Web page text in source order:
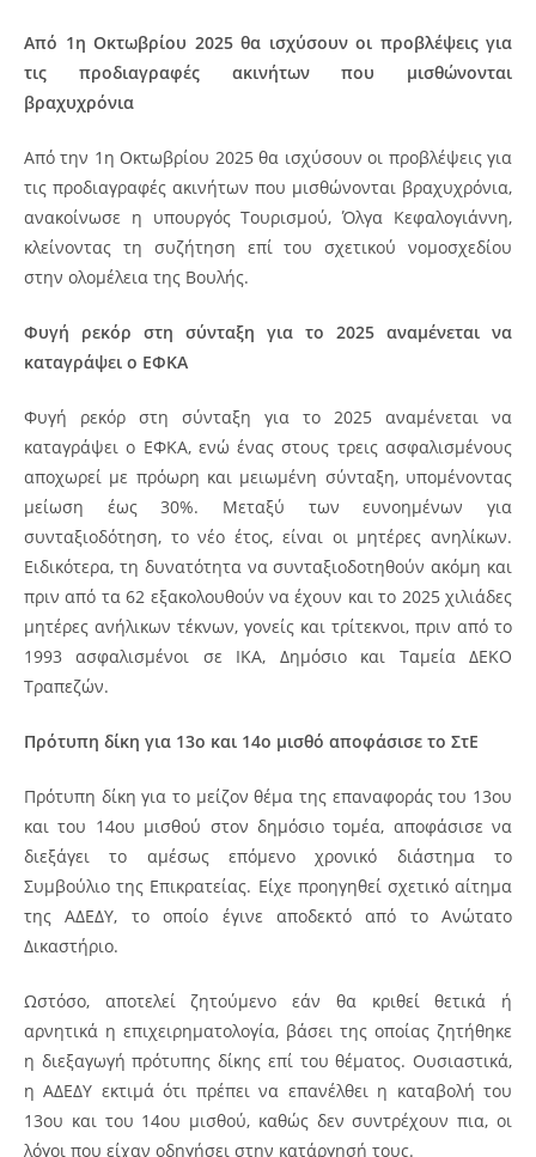
Από 1η Οκτωβρίου 2025 θα ισχύσουν οι προβλέψεις για
τις προδιαγραφές ακινήτων που μισθώνονται
βραχυχρόνια
Από την 1η Οκτωβρίου 2025 θα ισχύσουν οι προβλέψεις για
τις προδιαγραφές ακινήτων που μισθώνονται βραχυχρόνια,
ανακοίνωσε η υπουργός Τουρισμού, Όλγα Κεφαλογιάννη,
κλείνοντας τη συζήτηση επί του σχετικού νομοσχεδίου
στην ολομέλεια της Βουλής.
Φυγή ρεκόρ στη σύνταξη για το 2025 αναμένεται να
καταγράψει ο ΕΦΚΑ
Φυγή ρεκόρ στη σύνταξη για το 2025 αναμένεται να
καταγράψει ο ΕΦΚΑ, ενώ ένας στους τρεις ασφαλισμένους
αποχωρεί με πρόωρη και μειωμένη σύνταξη, υπομένοντας
μείωση έως 30%. Μεταξύ των ευνοημένων για
συνταξιοδότηση, το νέο έτος, είναι οι μητέρες ανηλίκων.
Ειδικότερα, τη δυνατότητα να συνταξιοδοτηθούν ακόμη και
πριν από τα 62 εξακολουθούν να έχουν και το 2025 χιλιάδες
μητέρες ανήλικων τέκνων, γονείς και τρίτεκνοι, πριν από το
1993 ασφαλισμένοι σε ΙΚΑ, Δημόσιο και Ταμεία ΔΕΚΟ
Τραπεζών.
Πρότυπη δίκη για 13ο και 14ο μισθό αποφάσισε το ΣτΕ
Πρότυπη δίκη για το μείζον θέμα της επαναφοράς του 13ου
και του 14ου μισθού στον δημόσιο τομέα, αποφάσισε να
διεξάγει το αμέσως επόμενο χρονικό διάστημα το
Συμβούλιο της Επικρατείας. Είχε προηγηθεί σχετικό αίτημα
της ΑΔΕΔΥ, το οποίο έγινε αποδεκτό από το Ανώτατο
Δικαστήριο.
Ωστόσο, αποτελεί ζητούμενο εάν θα κριθεί θετικά ή
αρνητικά η επιχειρηματολογία, βάσει της οποίας ζητήθηκε
η διεξαγωγή πρότυπης δίκης επί του θέματος. Ουσιαστικά,
η ΑΔΕΔΥ εκτιμά ότι πρέπει να επανέλθει η καταβολή του
13ου και του 14ου μισθού, καθώς δεν συντρέχουν πια, οι
λόγοι που είχαν οδηγήσει στην κατάργησή τους.